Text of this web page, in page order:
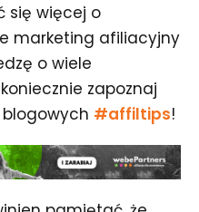
się więcej o
marketing afiliacyjny
o wiele
zapoznaj
blogowych #affiltips!